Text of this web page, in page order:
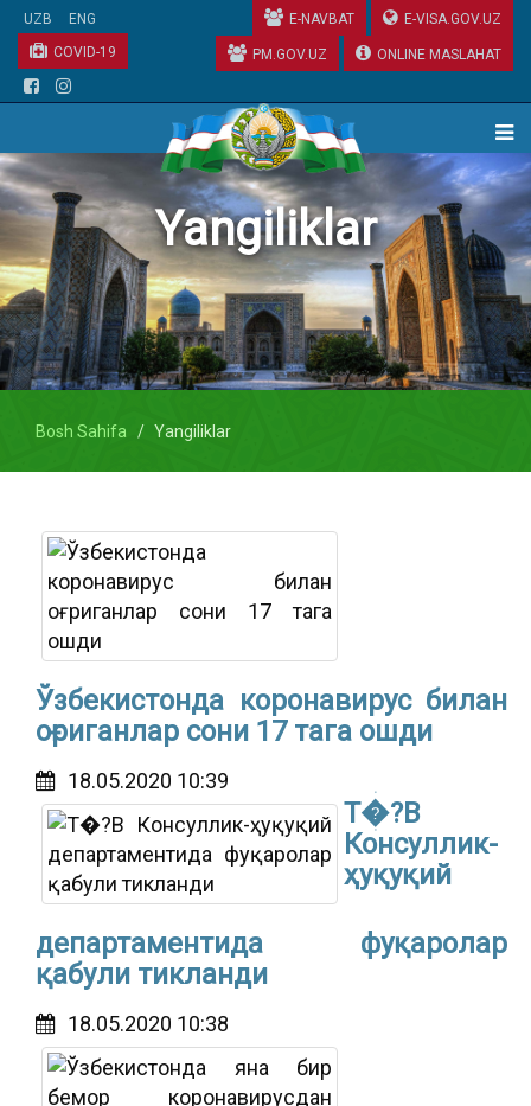
UZB
ENG
COVID-19
E-NAVBAT E-VISA.GOV.UZ
PM.GOV.UZ ONLINE MASLAHAT
Yangiliklar
Bosh Sahifa Yangiliklar
Ўзбекистонда коронавирус билан
оғриганлар сони 17 тага ошди
18.05.2020 10:39
Т�?В
Консуллик-
ҳуқуқий
департаментида фуқаролар
қабули тикланди
18.05.2020 10:38